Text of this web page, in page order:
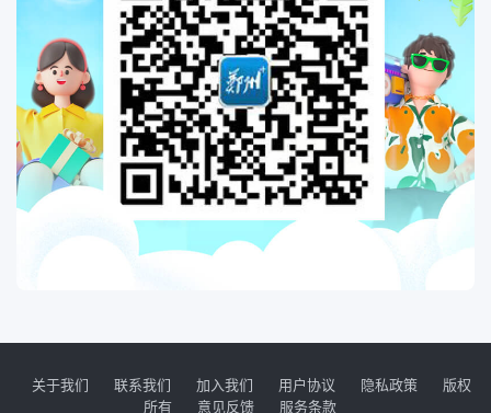
关于我们 联系我们 加入我们 用户协议 隐私政策
版权
所有
意见反馈 服务条款